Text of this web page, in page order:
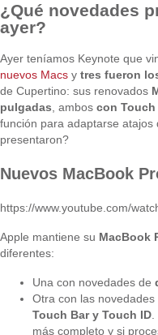
¿Qué novedades
ayer?
Ayer teníamos Keynote que
nuevos Macs y tres fueron
de Cupertino: sus renovados
pulgadas , ambos con Touch
función para adaptarse
presentaron?
Nuevos MacBook
https://www.youtube.com/
Apple mantiene su MacBook
diferentes:
Una con novedades de
Otra con las novedades
Touch Bar y Touch ID
más completo y si